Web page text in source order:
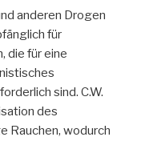
anderen Drogen
für
die für eine
sind. C.W.
des
Rauchen, wodurch